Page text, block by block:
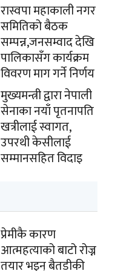
रास्वपा महाकाली नगर
समितिको बैठक
सम्पन्न,जनसम्वाद देखि
पालिकासँग कार्यक्रम
विवरण माग गर्ने निर्णय
मुख्यमन्त्री द्वारा नेपाली
सेनाका नयाँ पृतनापति
खत्रीलाई स्वागत,
उपरथी केसीलाई
सम्मानसहित विदाइ
प्रेमीकै कारण
आत्महत्याको बाटो रोज्न
तयार भइन् बैतडीकी